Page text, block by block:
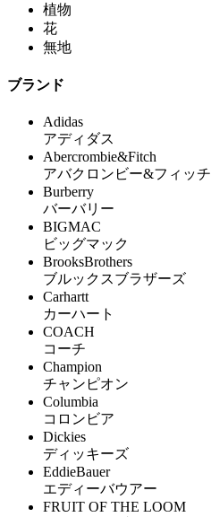
植物
花
無地
ブランド
Adidas
アディダス
Abercrombie&Fitch
アバクロンビー&フィッチ
Burberry
バーバリー
BIGMAC
ビッグマック
BrooksBrothers
ブルックスブラザーズ
Carhartt
カーハート
COACH
コーチ
Champion
チャンピオン
Columbia
コロンビア
Dickies
ディッキーズ
EddieBauer
エディーバウアー
FRUIT OF THE LOOM